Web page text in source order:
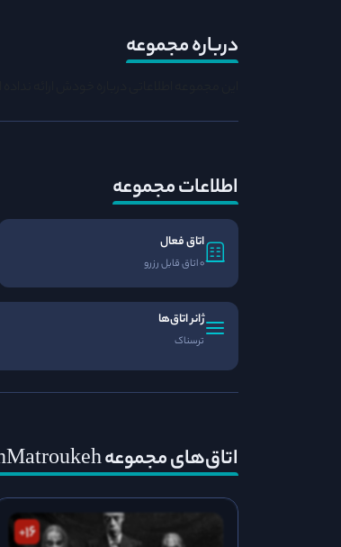
درباره مجموعه
اطلاعات مجموعه
اتاق فعال
0 اتاق قابل رزرو
ژانر اتاق‌ها
ترسناک
اتاق‌های مجموعه BaghMatroukeh
16
+